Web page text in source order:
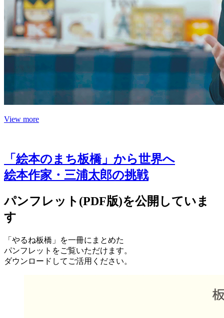
View more
「絵本のまち板橋」から世界へ
絵本作家・三浦太郎の挑戦
パンフレット(PDF版)を公開していま
す
「やるね板橋」を一冊にまとめた
パンフレットをご覧いただけます。
ダウンロードしてご活用ください。